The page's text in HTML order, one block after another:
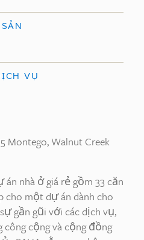
VỤ
Montego, Walnut Creek
nhà ở giá rẻ gồm 33 căn
cho một dự án dành cho
gần gũi với các dịch vụ,
công cộng và cộng đồng